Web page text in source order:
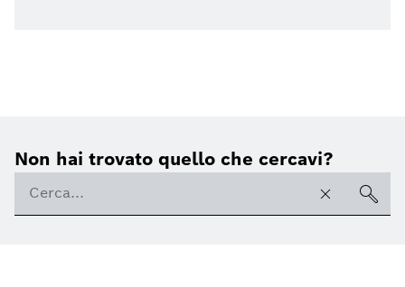
Non hai trovato quello che cercavi?